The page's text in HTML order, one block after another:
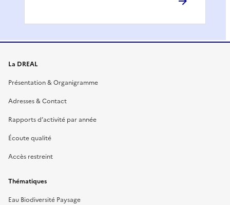
La DREAL
Présentation & Organigramme
Adresses & Contact
Rapports d’activité par année
Écoute qualité
Accès restreint
Thématiques
Eau Biodiversité Paysage